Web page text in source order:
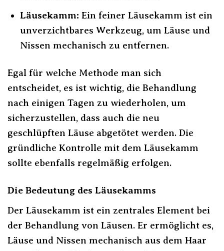
Läusekamm: Ein feiner Läusekamm ist ein
unverzichtbares Werkzeug, um Läuse und
Nissen mechanisch zu entfernen.
Egal für welche Methode man sich
entscheidet, es ist wichtig, die Behandlung
nach einigen Tagen zu wiederholen, um
sicherzustellen, dass auch die neu
geschlüpften Läuse abgetötet werden. Die
gründliche Kontrolle mit dem Läusekamm
sollte ebenfalls regelmäßig erfolgen.
Die Bedeutung des Läusekamms
Der Läusekamm ist ein zentrales Element bei
der Behandlung von Läusen. Er ermöglicht es,
Läuse und Nissen mechanisch aus dem Haar